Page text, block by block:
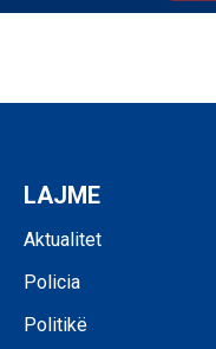
LAJME
Aktualitet
Policia
Politikë